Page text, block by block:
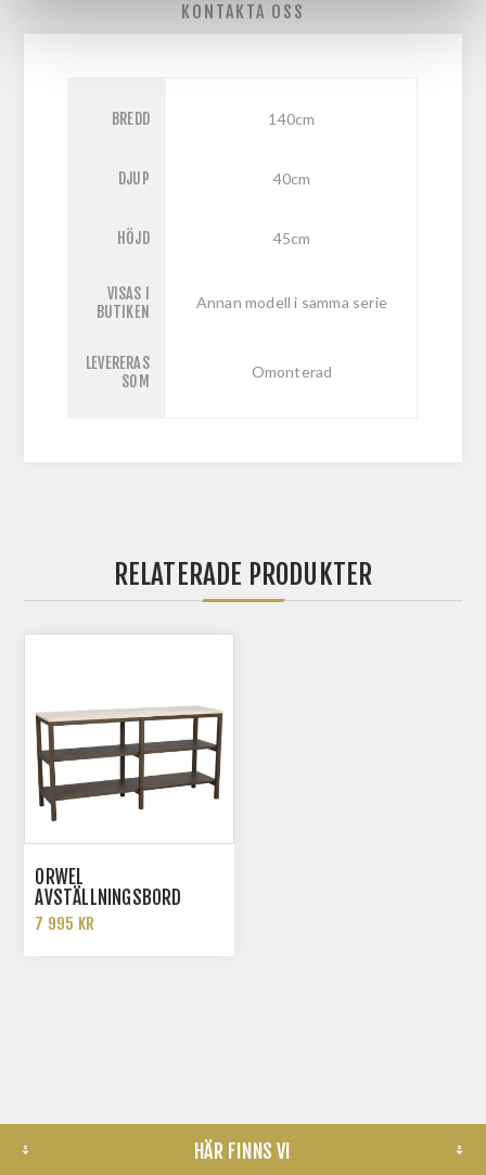
KONTAKTA OSS
BREDD 140cm
DJUP 40cm
HÖJD 45cm
VISAS I
BUTIKEN
Annan modell i samma serie
LEVERERAS
SOM
Omonterad
RELATERADE PRODUKTER
ORWEL
AVSTÄLLNINGSBORD
7 995 KR
HÄR FINNS VI